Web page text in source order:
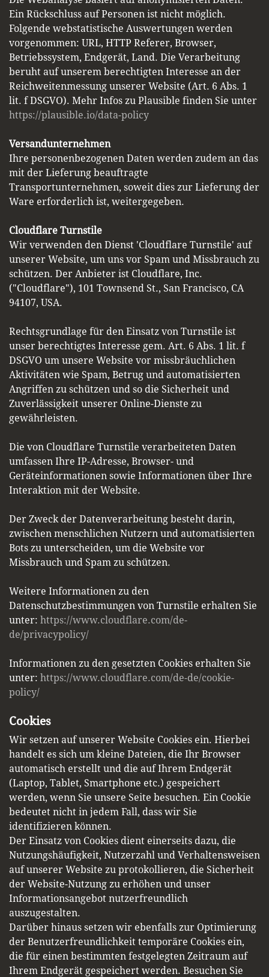
Ein Rückschluss auf Personen ist nicht möglich.
Folgende webstatistische Auswertungen werden
vorgenommen: URL, HTTP Referer, Browser,
Betriebssystem, Endgerät, Land. Die Verarbeitung
beruht auf unserem berechtigten Interesse an der
Reichweitenmessung unserer Website (Art. 6 Abs. 1
lit. f DSGVO). Mehr Infos zu Plausible finden Sie unter
https://plausible.io/data-policy
Versandunternehmen
Ihre personenbezogenen Daten werden zudem an das
mit der Lieferung beauftragte
Transportunternehmen, soweit dies zur Lieferung der
Ware erforderlich ist, weitergegeben.
Cloudflare Turnstile
Wir verwenden den Dienst 'Cloudflare Turnstile' auf
unserer Website, um uns vor Spam und Missbrauch zu
schützen. Der Anbieter ist Cloudflare, Inc.
("Cloudflare"), 101 Townsend St., San Francisco, CA
94107, USA.
Rechtsgrundlage für den Einsatz von Turnstile ist
unser berechtigtes Interesse gem. Art. 6 Abs. 1 lit. f
DSGVO um unsere Website vor missbräuchlichen
Aktivitäten wie Spam, Betrug und automatisierten
Angriffen zu schützen und so die Sicherheit und
Zuverlässigkeit unserer Online-Dienste zu
gewährleisten.
Die von Cloudflare Turnstile verarbeiteten Daten
umfassen Ihre IP-Adresse, Browser- und
Geräteinformationen sowie Informationen über Ihre
Interaktion mit der Website.
Der Zweck der Datenverarbeitung besteht darin,
zwischen menschlichen Nutzern und automatisierten
Bots zu unterscheiden, um die Website vor
Missbrauch und Spam zu schützen.
Weitere Informationen zu den
Datenschutzbestimmungen von Turnstile erhalten Sie
unter: https://www.cloudflare.com/de-
de/privacypolicy/
Informationen zu den gesetzten Cookies erhalten Sie
unter: https://www.cloudflare.com/de-de/cookie-
policy/
Cookies
Wir setzen auf unserer Website Cookies ein. Hierbei
handelt es sich um kleine Dateien, die Ihr Browser
automatisch erstellt und die auf Ihrem Endgerät
(Laptop, Tablet, Smartphone etc.) gespeichert
werden, wenn Sie unsere Seite besuchen. Ein Cookie
bedeutet nicht in jedem Fall, dass wir Sie
identifizieren können.
Der Einsatz von Cookies dient einerseits dazu, die
Nutzungshäufigkeit, Nutzerzahl und Verhaltensweisen
auf unserer Website zu protokollieren, die Sicherheit
der Website-Nutzung zu erhöhen und unser
Informationsangebot nutzerfreundlich
auszugestalten.
Darüber hinaus setzen wir ebenfalls zur Optimierung
der Benutzerfreundlichkeit temporäre Cookies ein,
die für einen bestimmten festgelegten Zeitraum auf
Ihrem Endgerät gespeichert werden. Besuchen Sie